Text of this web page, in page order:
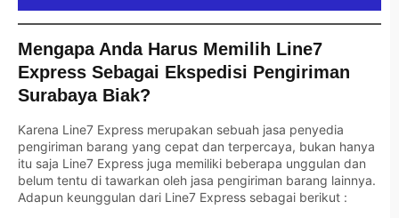
Mengapa Anda Harus Memilih Line7
Express Sebagai Ekspedisi Pengiriman
Surabaya Biak?
Karena Line7 Express merupakan sebuah jasa penyedia
pengiriman barang yang cepat dan terpercaya, bukan hanya
itu saja Line7 Express juga memiliki beberapa unggulan dan
belum tentu di tawarkan oleh jasa pengiriman barang lainnya.
Adapun keunggulan dari Line7 Express sebagai berikut :